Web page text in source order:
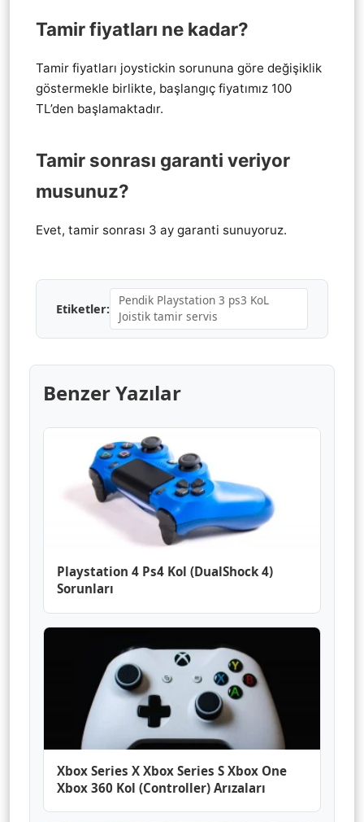
Tamir fiyatları ne kadar?
Tamir fiyatları joystickin sorununa göre değişiklik
göstermekle birlikte, başlangıç fiyatımız 100
TL’den başlamaktadır.
Tamir sonrası garanti veriyor
musunuz?
Evet, tamir sonrası 3 ay garanti sunuyoruz.
Etiketler:
Pendik Playstation 3 ps3 KoL
Joistik tamir servis
Benzer Yazılar
Playstation 4 Ps4 Kol (DualShock 4)
Sorunları
Xbox Series X Xbox Series S Xbox One
Xbox 360 Kol (Controller) Arızaları